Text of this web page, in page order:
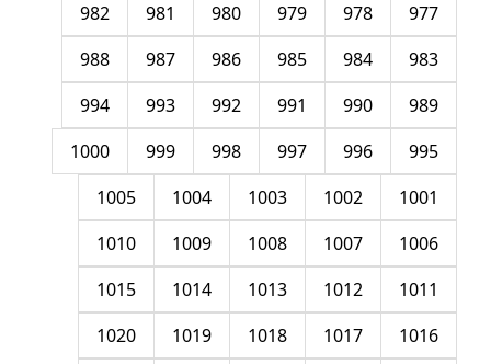
977
978
979
980
981
982
983
984
985
986
987
988
989
990
991
992
993
994
995
996
997
998
999
1000
1001
1002
1003
1004
1005
1006
1007
1008
1009
1010
1011
1012
1013
1014
1015
1016
1017
1018
1019
1020